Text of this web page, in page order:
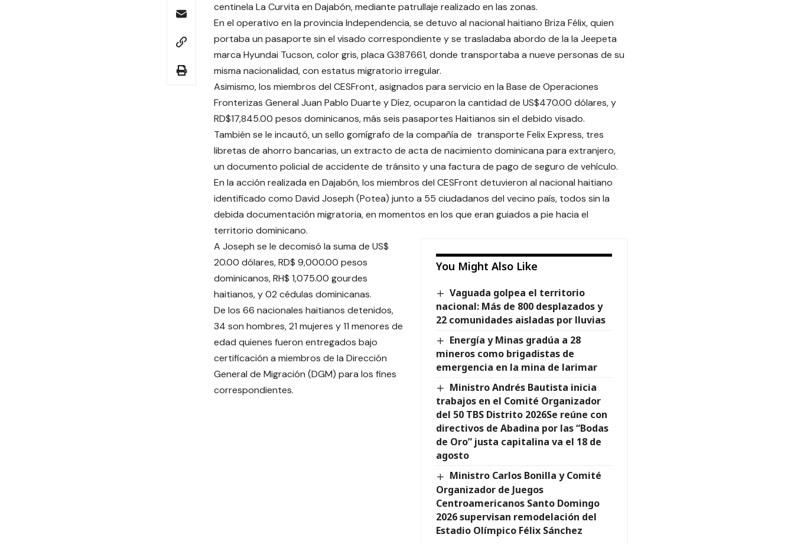
centinela La Curvita en Dajabón, mediante patrullaje realizado en las zonas.
En el operativo en la provincia Independencia, se detuvo al nacional haitiano Briza Félix, quien
portaba un pasaporte sin el visado correspondiente y se trasladaba abordo de la la Jeepeta
marca Hyundai Tucson, color gris, placa G387661, donde transportaba a nueve personas de su
misma nacionalidad, con estatus migratorio irregular.
Asimismo, los miembros del CESFront, asignados para servicio en la Base de Operaciones
Fronterizas General Juan Pablo Duarte y Díez, ocuparon la cantidad de US$470.00 dólares, y
RD$17,845.00 pesos dominicanos, más seis pasaportes Haitianos sin el debido visado.
También se le incautó, un sello gomígrafo de la compañía de transporte Felix Express, tres
libretas de ahorro bancarias, un extracto de acta de nacimiento dominicana para extranjero,
un documento policial de accidente de tránsito y una factura de pago de seguro de vehículo.
En la acción realizada en Dajabón, los miembros del CESFront detuvieron al nacional haitiano
identificado como David Joseph (Potea) junto a 55 ciudadanos del vecino país, todos sin la
debida documentación migratoria, en momentos en los que eran guiados a pie hacia el
territorio dominicano.
You Might Also Like
Vaguada golpea el territorio
nacional: Más de 800 desplazados y
22 comunidades aisladas por lluvias
Energía y Minas gradúa a 28
mineros como brigadistas de
emergencia en la mina de larimar
Ministro Andrés Bautista inicia
trabajos en el Comité Organizador
del 50 TBS Distrito 2026Se reúne con
directivos de Abadina por las “Bodas
de Oro” justa capitalina va el 18 de
agosto
Ministro Carlos Bonilla y Comité
Organizador de Juegos
Centroamericanos Santo Domingo
2026 supervisan remodelación del
Estadio Olímpico Félix Sánchez
A Joseph se le decomisó la suma de US$
20.00 dólares, RD$ 9,000.00 pesos
dominicanos, RH$ 1,075.00 gourdes
haitianos, y 02 cédulas dominicanas.
De los 66 nacionales haitianos detenidos,
34 son hombres, 21 mujeres y 11 menores de
edad quienes fueron entregados bajo
certificación a miembros de la Dirección
General de Migración (DGM) para los fines
correspondientes.